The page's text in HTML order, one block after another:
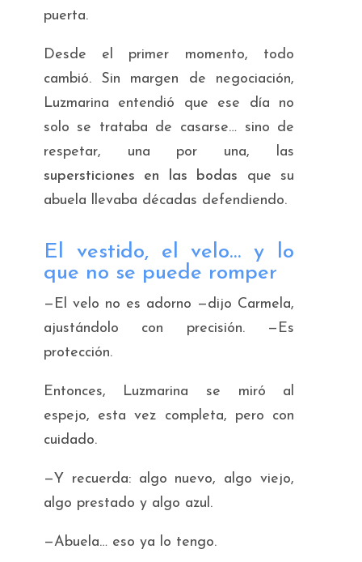
puerta.
Desde el primer momento, todo
cambió. Sin margen de negociación,
Luzmarina entendió que ese día no
solo se trataba de casarse… sino de
respetar, una por una, las
supersticiones en las bodas que su
abuela llevaba décadas defendiendo.
El vestido, el velo… y lo
que no se puede romper
—El velo no es adorno —dijo Carmela,
ajustándolo con precisión. —Es
protección.
Entonces, Luzmarina se miró al
espejo, esta vez completa, pero con
cuidado.
—Y recuerda: algo nuevo, algo viejo,
algo prestado y algo azul.
—Abuela… eso ya lo tengo.